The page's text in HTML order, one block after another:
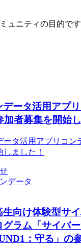
ュニティの目的です
データ活用アプ
加者募集を開始
ータ活用アプリコン
ました！
データ
生向け体験型サ
グラム「サイバ
：守る」の